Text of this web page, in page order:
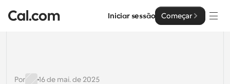
Iniciar sessão Começar
Soluções
Por 16 de mai. de 2025